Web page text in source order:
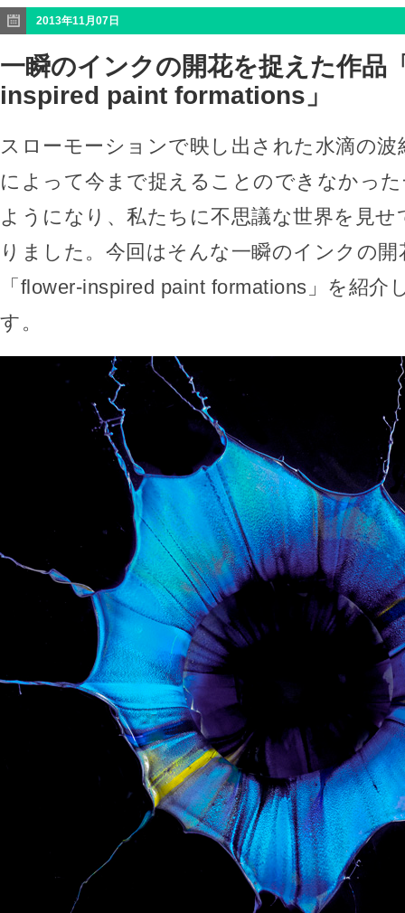
2013年11月07日
一瞬のインクの開花を捉えた作品
inspired paint formations」
スローモーションで映し出された水滴の波
によって今まで捉えることのできなかっ
ようになり、私たちに不思議な世界を見
りました。今回はそんな一瞬のインクの
「flower-inspired paint formations」を紹介
す。